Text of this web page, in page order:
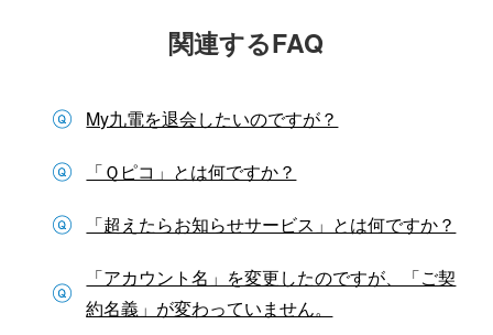
関連するFAQ
My九電を退会したいのですが？
「Ｑピコ」とは何ですか？
「超えたらお知らせサービス」とは何ですか？
「アカウント名」を変更したのですが、「ご契
約名義」が変わっていません。